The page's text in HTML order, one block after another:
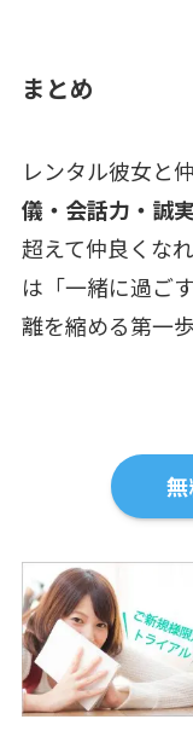
まとめ
レンタル彼女と
儀・会話力・誠
超えて仲良くな
は「一緒に過ご
離を縮める第一歩